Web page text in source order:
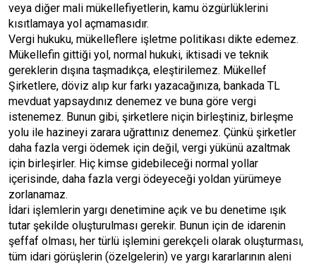
veya diğer mali mükellefiyetlerin, kamu özgürlüklerini
kısıtlamaya yol açmamasıdır.
Vergi hukuku, mükelleflere işletme politikası dikte edemez.
Mükellefin gittiği yol, normal hukuki, iktisadi ve teknik
gereklerin dışına taşmadıkça, eleştirilemez. Mükellef
Şirketlere, döviz alıp kur farkı yazacağınıza, bankada TL
mevduat yapsaydınız denemez ve buna göre vergi
istenemez. Bunun gibi, şirketlere niçin birleştiniz, birleşme
yolu ile hazineyi zarara uğrattınız denemez. Çünkü şirketler
daha fazla vergi ödemek için değil, vergi yükünü azaltmak
için birleşirler. Hiç kimse gidebileceği normal yollar
içerisinde, daha fazla vergi ödeyeceği yoldan yürümeye
zorlanamaz.
İdari işlemlerin yargı denetimine açık ve bu denetime ışık
tutar şekilde oluşturulması gerekir. Bunun için de idarenin
şeffaf olması, her türlü işlemini gerekçeli olarak oluşturması,
tüm idari görüşlerin (özelgelerin) ve yargı kararlarının aleni